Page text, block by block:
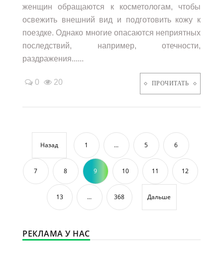
женщин обращаются к косметологам, чтобы
освежить внешний вид и подготовить кожу к
поездке. Однако многие опасаются неприятных
последствий, например, отечности,
раздражения......
0 20 ПРОЧИТАТЬ
Назад 1 ... 5 6
7 8 9 10 11 12
13 ... 368 Дальше
РЕКЛАМА У НАС